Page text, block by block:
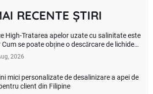
RECENTE ȘTIRI
High-Tratarea apelor uzate cu salinitate este
Cum se poate obține o descărcare de lichide
2026
mici personalizate de desalinizare a apei de
client din Filipine